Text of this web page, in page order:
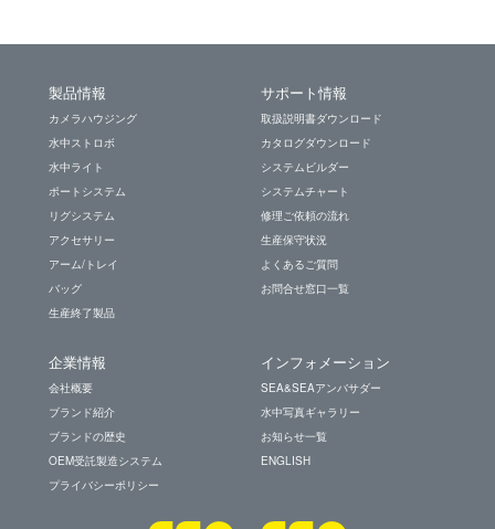
製品情報
カメラハウジング
水中ストロボ
水中ライト
ポートシステム
リグシステム
アクセサリー
アーム/トレイ
バッグ
生産終了製品
サポート情報
取扱説明書ダウンロード
カタログダウンロード
システムビルダー
システムチャート
修理ご依頼の流れ
生産保守状況
よくあるご質問
お問合せ窓口一覧
企業情報
会社概要
ブランド紹介
ブランドの歴史
OEM受託製造システム
プライバシーポリシー
インフォメーション
SEA&SEAアンバサダー
水中写真ギャラリー
お知らせ一覧
ENGLISH